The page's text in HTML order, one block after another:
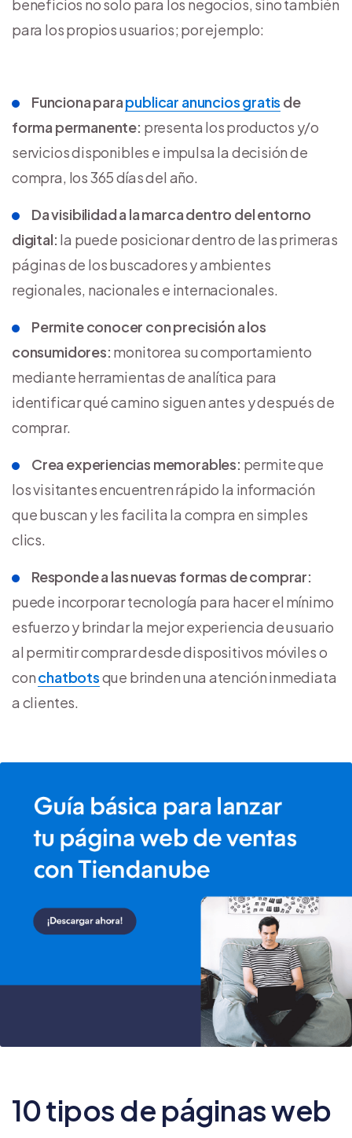
beneficios no solo para los negocios, sino también
para los propios usuarios; por ejemplo:
Funciona parapublicar anuncios gratis de
forma permanente: presenta los productos y/o
servicios disponibles e impulsa la decisión de
compra, los 365 días del año.
Da visibilidad a la marca dentro del entorno
digital: la puede posicionar dentro de las primeras
páginas de los buscadores y ambientes
regionales, nacionales e internacionales.
Permite conocer con precisión a los
consumidores: monitorea su comportamiento
mediante herramientas de analítica para
identificar qué camino siguen antes y después de
comprar.
Crea experiencias memorables: permite que
los visitantes encuentren rápido la información
que buscan y les facilita la compra en simples
clics.
Responde a las nuevas formas de comprar:
puede incorporar tecnología para hacer el mínimo
esfuerzo y brindar la mejor experiencia de usuario
al permitir comprar desde dispositivos móviles o
conchatbotsque brinden una atención inmediata
a clientes.
10 tipos de páginas web